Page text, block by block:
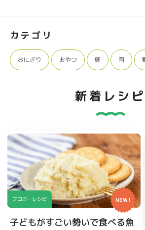
カテゴリ
おにぎり おやつ 卵 肉
新着レシピ
ブロガーレシピ NEW!
子どもがすごい勢いで食べる魚